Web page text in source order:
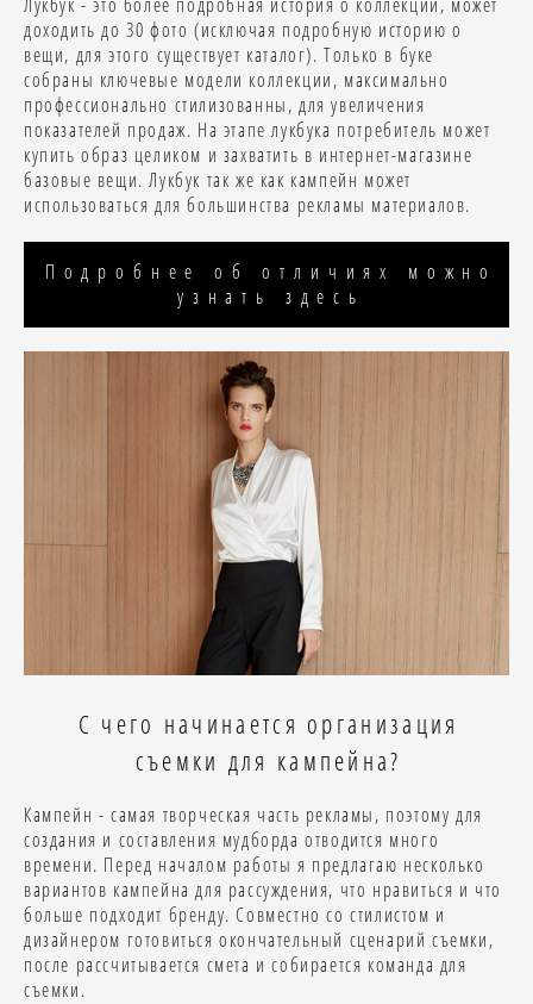
доходить до 30 фото (исключая подробную историю о
вещи, для этого существует каталог). Только в буке
собраны ключевые модели коллекции, максимально
профессионально стилизованны, для увеличения
показателей продаж. На этапе лукбука потребитель может
купить образ целиком и захватить в интернет-магазине
базовые вещи. Лукбук так же как кампейн может
использоваться для большинства рекламы материалов.
Подробнее об отличиях можно
узнать здесь
С чего начинается организация
съемки для кампейна?
Кампейн - самая творческая часть рекламы, поэтому для
создания и составления мудборда отводится много
времени. Перед началом работы я предлагаю несколько
вариантов кампейна для рассуждения, что нравиться и что
больше подходит бренду. Совместно со стилистом и
дизайнером готовиться окончательный сценарий съемки,
после рассчитывается смета и собирается команда для
съемки.